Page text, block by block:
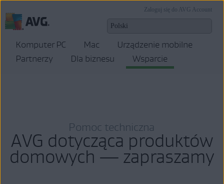
Zaloguj się do AVG Account
Komputer PC Mac
Urządzenie mobilne
Partnerzy
Dla biznesu Wsparcie
Pomoc techniczna
AVG dotycząca produktów
domowych — zapraszamy